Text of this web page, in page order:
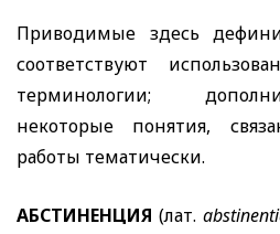
Приводимые здесь
соответствуют
терминологии;
некоторые понятия,
работы тематически.
АБСТИНЕНЦИЯ (лат.